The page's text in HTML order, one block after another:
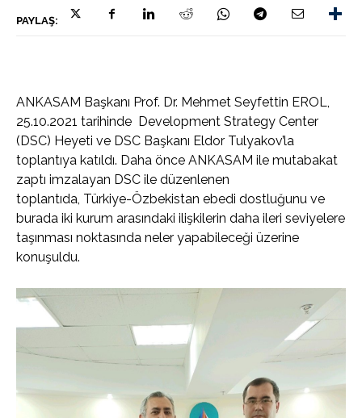
PAYLAŞ:
ANKASAM Başkanı Prof. Dr. Mehmet Seyfettin EROL,
25.10.2021 tarihinde Development Strategy Center
(DSC) Heyeti ve DSC Başkanı Eldor Tulyakov’la
toplantıya katıldı. Daha önce ANKASAM ile mutabakat
zaptı imzalayan DSC ile düzenlenen
toplantıda, Türkiye-Özbekistan ebedi dostluğunu ve
burada iki kurum arasındaki ilişkilerin daha ileri seviyelere
taşınması noktasında neler yapabileceği üzerine
konuşuldu.